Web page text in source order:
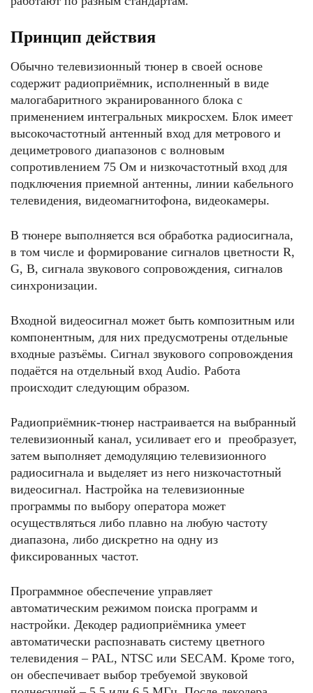
Принцип действия
Обычно телевизионный тюнер в своей основе
содержит радиоприёмник, исполненный в виде
малогабаритного экранированного блока с
применением интегральных микросхем. Блок имеет
высокочастотный антенный вход для метрового и
дециметрового диапазонов с волновым
сопротивлением 75 Ом и низкочастотный вход для
подключения приемной антенны, линии кабельного
телевидения, видеомагнитофона, видеокамеры.
В тюнере выполняется вся обработка радиосигнала,
в том числе и формирование сигналов цветности R,
G, В, сигнала звукового сопровождения, сигналов
синхронизации.
Входной видеосигнал может быть композитным или
компонентным, для них предусмотрены отдельные
входные разъёмы. Сигнал звукового сопровождения
подаётся на отдельный вход Audio. Работа
происходит следующим образом.
Радиоприёмник-тюнер настраивается на выбранный
телевизионный канал, усиливает его и преобразует,
затем выполняет демодуляцию телевизионного
радиосигнала и выделяет из него низкочастотный
видеосигнал. Настройка на телевизионные
программы по выбору оператора может
осуществляться либо плавно на любую частоту
диапазона, либо дискретно на одну из
фиксированных частот.
Программное обеспечение управляет
автоматическим режимом поиска программ и
настройки. Декодер радиоприёмника умеет
автоматически распознавать систему цветного
телевидения – PAL, NTSC или SECAM. Кроме того,
он обеспечивает выбор требуемой звуковой